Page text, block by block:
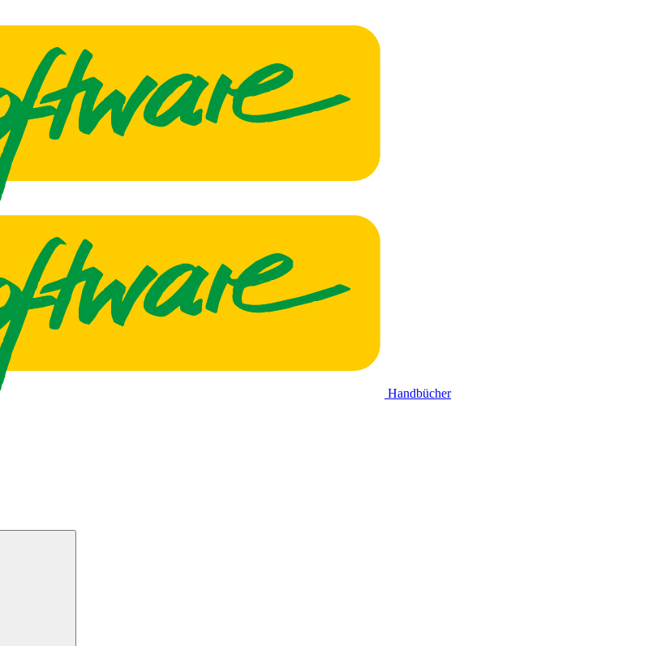
Handbücher